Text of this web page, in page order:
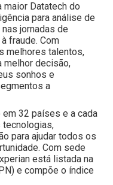
maior Datatech do
para análise de
jornadas de
fraude. Com
melhores talentos,
melhor decisão,
sonhos e
a
32 países e a cada
tecnologias,
para ajudar todos os
Com sede
está listada na
e compõe o índice